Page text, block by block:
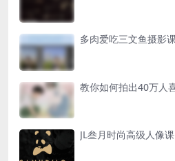
多肉爱吃三文鱼摄影
教你如何拍出40万人
JL叁月时尚高级人像课